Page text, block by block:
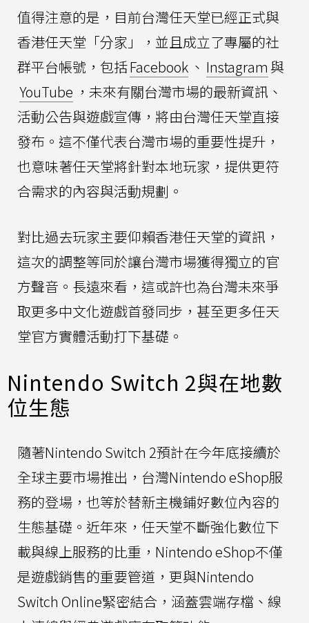
值得注意的是，目前台灣任天堂已經正式與
香港任天堂「分家」，並且成立了專屬的社
群平台帳號，包括Facebook 、 Instagram 與
YouTube ，未來有關台灣市場的最新資訊、
活動公告與遊戲宣傳，將由台灣任天堂直接
發布。這不僅代表台灣市場的重要性提升，
也意味著任天堂將針對本地玩家，提供更符
合需求的內容與活動規劃。
對比過去玩家主要仰賴香港任天堂的資訊，
這次的調整等同於讓台灣市場獲得獨立的官
方聲音。長遠來看，這或許也為台灣未來爭
取更多中文化遊戲首發同步，甚至更多任天
堂官方實體活動打下基礎。
Nintendo Switch 2與在地數
位生態
隨著Nintendo Switch 2預計在今年底接續於
全球主要市場推出，台灣Nintendo eShop服
務的登場，也等於替新主機鋪好數位內容的
生態基礎。近年來，任天堂不斷強化數位下
載與線上服務的比重，Nintendo eShop不僅
是遊戲銷售的重要管道，更與Nintendo
Switch Online緊密結合，涵蓋雲端存檔、線